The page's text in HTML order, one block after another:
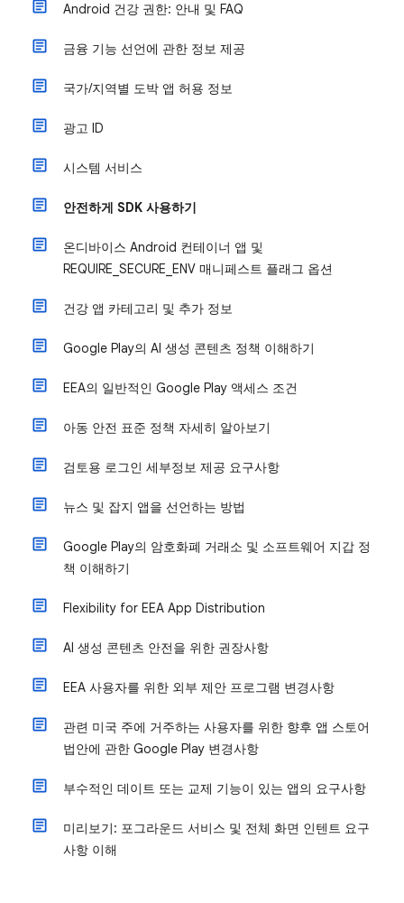
Android 건강 권한: 안내 및 FAQ
금융 기능 선언에 관한 정보 제공
국가/지역별 도박 앱 허용 정보
광고 ID
시스템 서비스
안전하게 SDK 사용하기
온디바이스 Android 컨테이너 앱 및
REQUIRE_SECURE_ENV 매니페스트 플래그 옵션
건강 앱 카테고리 및 추가 정보
Google Play의 AI 생성 콘텐츠 정책 이해하기
EEA의 일반적인 Google Play 액세스 조건
아동 안전 표준 정책 자세히 알아보기
검토용 로그인 세부정보 제공 요구사항
뉴스 및 잡지 앱을 선언하는 방법
Google Play의 암호화폐 거래소 및 소프트웨어 지갑 정
책 이해하기
Flexibility for EEA App Distribution
AI 생성 콘텐츠 안전을 위한 권장사항
EEA 사용자를 위한 외부 제안 프로그램 변경사항
관련 미국 주에 거주하는 사용자를 위한 향후 앱 스토어
법안에 관한 Google Play 변경사항
부수적인 데이트 또는 교제 기능이 있는 앱의 요구사항
미리보기: 포그라운드 서비스 및 전체 화면 인텐트 요구
사항 이해